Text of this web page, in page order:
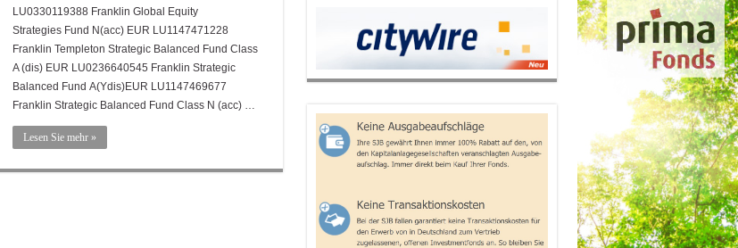
LU0330119388 Franklin Global Equity
Strategies Fund N(acc) EUR LU1147471228
Franklin Templeton Strategic Balanced Fund Class
A (dis) EUR LU0236640545 Franklin Strategic
Balanced Fund A(Ydis)EUR LU1147469677
Franklin Strategic Balanced Fund Class N (acc) …
Lesen Sie mehr »